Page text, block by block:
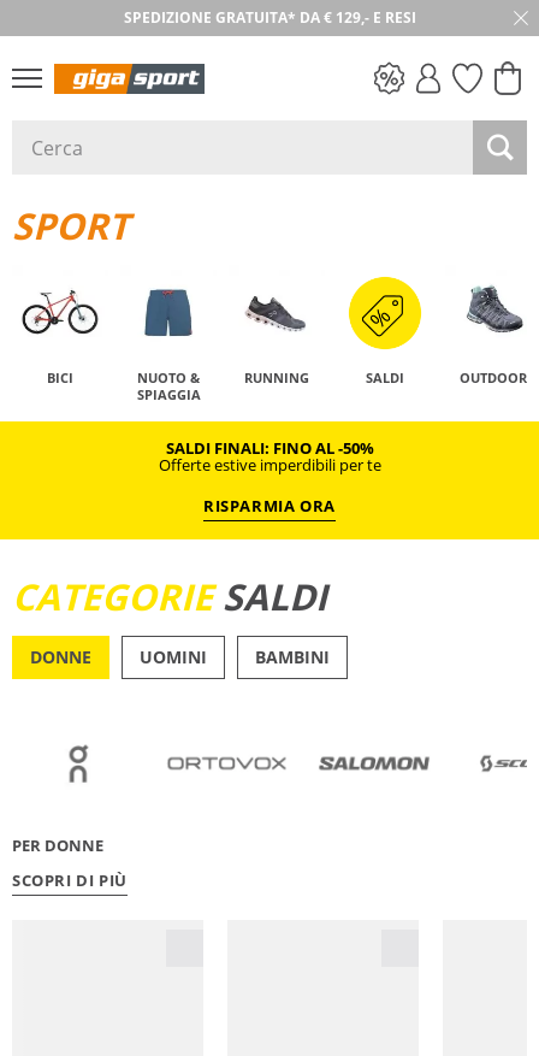
SPEDIZIONE GRATUITA* DA € 129,- E RESI
SPORT
BICI
NUOTO &
SPIAGGIA
RUNNING SALDI OUTDOOR
SALDI FINALI: FINO AL -50%
Offerte estive imperdibili per te
RISPARMIA ORA
CATEGORIESALDI
DONNE UOMINI BAMBINI
PER DONNE
SCOPRI DI PIÙ